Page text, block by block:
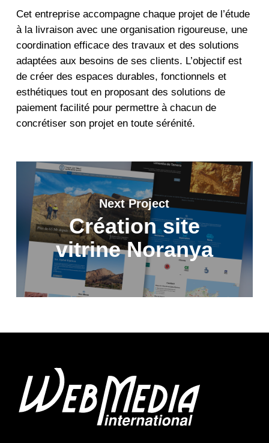
Cet entreprise accompagne chaque projet de l’étude
à la livraison avec une organisation rigoureuse, une
coordination efficace des travaux et des solutions
adaptées aux besoins de ses clients. L’objectif est
de créer des espaces durables, fonctionnels et
esthétiques tout en proposant des solutions de
paiement facilité pour permettre à chacun de
concrétiser son projet en toute sérénité.
Next Project
Création site
vitrine Noranya